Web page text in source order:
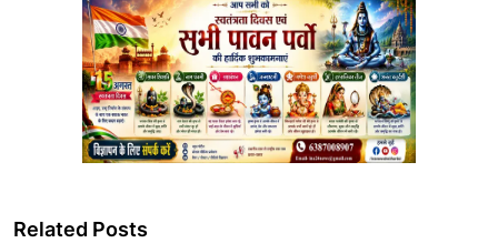
Related Posts